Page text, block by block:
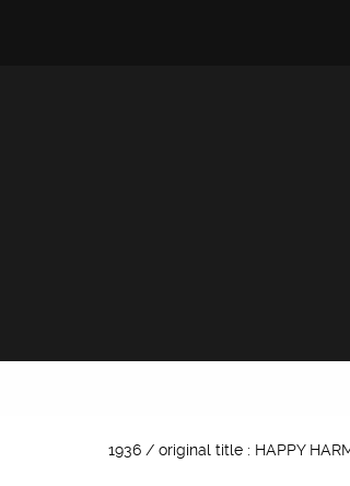
1936 / original title : HAPPY